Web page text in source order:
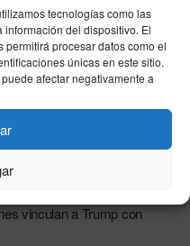
tecnologías como las
del dispositivo. El
procesar datos como el
únicas en este sitio.
afectar negativamente a
arranca tras más de una
y revelaciones en
nuevas revelaciones
subterráneas
vinculan a Trump con